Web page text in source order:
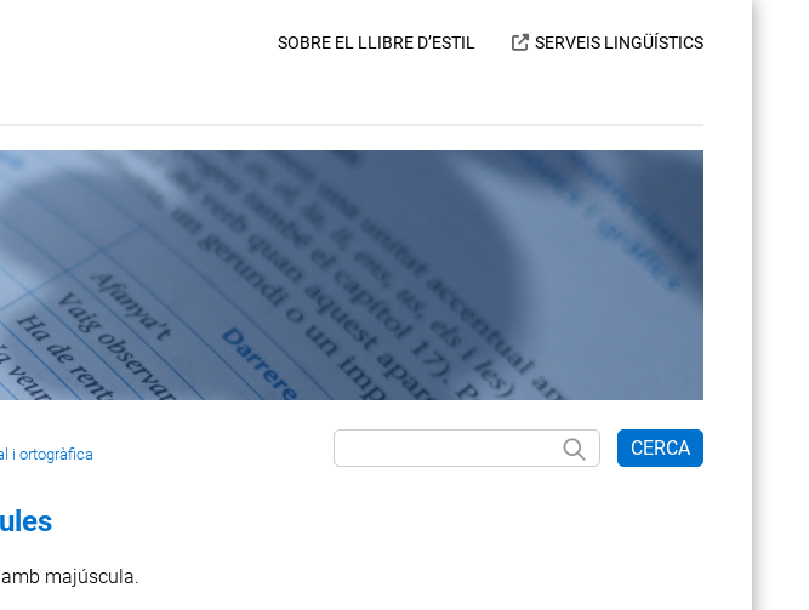
SOBRE EL LLIBRE D’ESTIL SERVEIS LINGÜÍSTICS
CERCA
i ortogràfica
majúscula.